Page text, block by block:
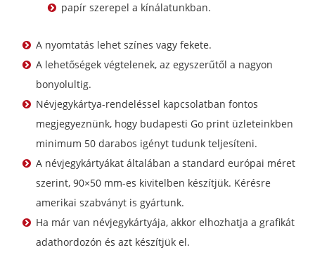
papír szerepel a kínálatunkban.
A nyomtatás lehet színes vagy fekete.
A lehetőségek végtelenek, az egyszerűtől a nagyon
bonyolultig.
Névjegykártya-rendeléssel kapcsolatban fontos
megjegyeznünk, hogy budapesti Go print üzleteinkben
minimum 50 darabos igényt tudunk teljesíteni.
A névjegykártyákat általában a standard európai méret
szerint, 90×50 mm-es kivitelben készítjük. Kérésre
amerikai szabványt is gyártunk.
Ha már van névjegykártyája, akkor elhozhatja a grafikát
adathordozón és azt készítjük el.